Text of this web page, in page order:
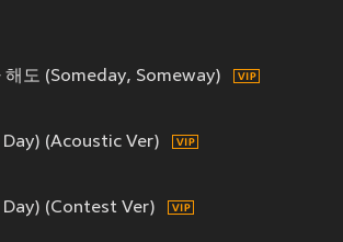
해도 (Someday, Someway)
(Acoustic Ver)
(Contest Ver)